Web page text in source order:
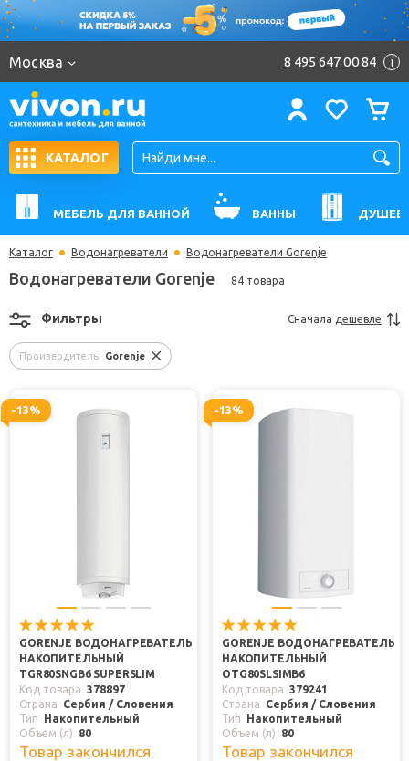
Москва 8 495 647 00 84 i
КАТАЛОГ
МЕБЕЛЬ ДЛЯ ВАННОЙ ВАННЫ
Каталог Водонагреватели Водонагреватели Gorenje
Водонагреватели Gorenje 84 товара
Производитель: Gorenje
Фильтры Сначала дешевле
-13%
GORENJE ВОДОНАГРЕВАТЕЛЬ
НАКОПИТЕЛЬНЫЙ
TGR80SNGB6 SUPERSLIM
Код товара 378897
Страна
Сербия / Словения
Тип
Накопительный
Объем (л)
80
Товар закончился
-13%
GORENJE ВОДОНАГРЕВАТЕЛЬ
НАКОПИТЕЛЬНЫЙ
OTG80SLSIMB6
Код товара 379241
Страна
Сербия / Словения
Тип
Накопительный
Объем (л)
80
Товар закончился